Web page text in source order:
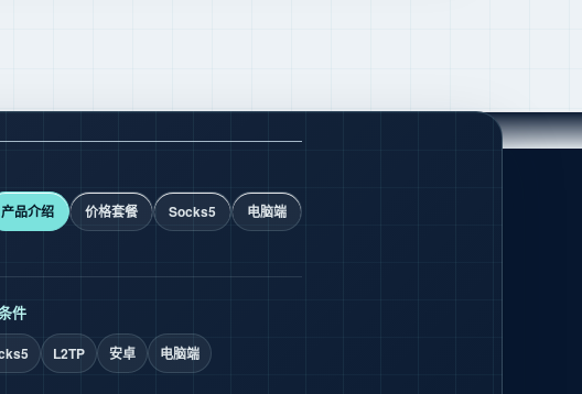
产品介绍 价格套餐 Socks5 电脑端
件
L2TP 安卓 电脑端